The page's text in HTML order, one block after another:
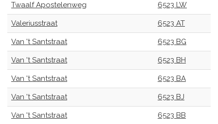
Twaalf Apostelenweg 6523 LW
Valeriusstraat 6523 AT
Van 't Santstraat 6523 BG
Van 't Santstraat 6523 BH
Van 't Santstraat 6523 BA
Van 't Santstraat 6523 BJ
Van 't Santstraat 6523 BB